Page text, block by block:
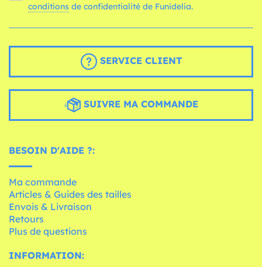
conditions de confidentialité de Funidelia.
SERVICE CLIENT
SUIVRE MA COMMANDE
BESOIN D'AIDE ?:
Ma commande
Articles & Guides des tailles
Envois & Livraison
Retours
Plus de questions
INFORMATION: